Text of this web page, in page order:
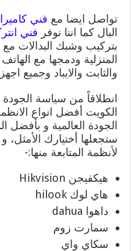
تواصل ايضا مع فني
البال كما اننا نوفر فني
بتركيب وشبك البدالات مع
المنزلية ودمجها مع
والثابت والايباد وجميع
انطلاقاً من سياسة
الكويت أفضل انواع
الجودة العالمية و بأفضل
ستجعلها أختيارك الأمثل،
لأنظمة المتابعة منها:-
هيكفيجن Hikvision
هاي لوك hilook
داهوا dahua
سمارت زوم
سكاي واي